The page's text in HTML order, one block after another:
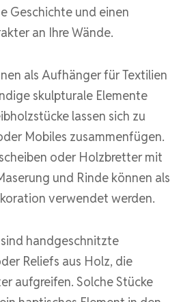
Geschichte und einen
an Ihre Wände.
als Aufhänger für Textilien
skulpturale Elemente
lassen sich zu
Mobiles zusammenfügen.
oder Holzbretter mit
und Rinde können als
verwendet werden.
handgeschnitzte
Reliefs aus Holz, die
aufgreifen. Solche Stücke